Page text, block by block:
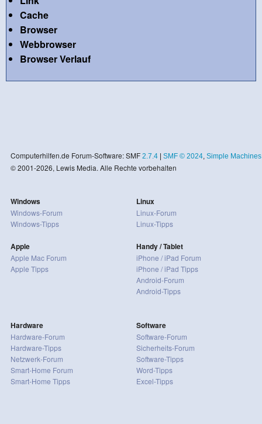
Cache
Browser
Webbrowser
Browser Verlauf
Computerhilfen.de Forum-Software: SMF 2.7.4| SMF © 2024, Simple Machines
© 2001-2026, Lewis Media. Alle Rechte vorbehalten
Windows
Windows-Forum
Windows-Tipps
Apple
Apple Mac Forum
Apple Tipps
Linux
Linux-Forum
Linux-Tipps
Handy / Tablet
iPhone / iPad Forum
iPhone / iPad Tipps
Android-Forum
Android-Tipps
Hardware
Hardware-Forum
Hardware-Tipps
Netzwerk-Forum
Smart-Home Forum
Smart-Home Tipps
Software
Software-Forum
Sicherheits-Forum
Software-Tipps
Word-Tipps
Excel-Tipps